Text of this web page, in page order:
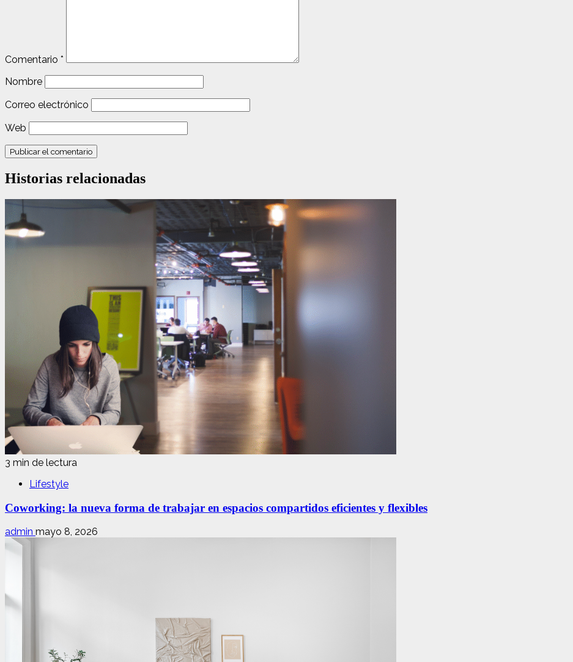
Comentario *
Nombre
Correo electrónico
Web
Historias relacionadas
3 min de lectura
Lifestyle
Coworking: la nueva forma de trabajar en espacios compartidos eficientes y flexibles
admin mayo 8, 2026